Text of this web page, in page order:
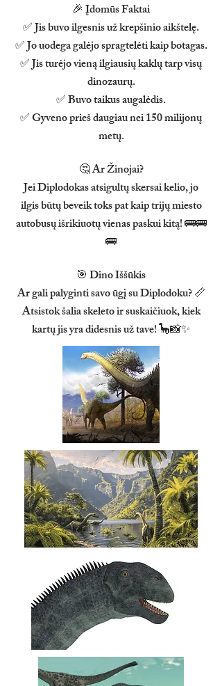
🎉 Įdomūs Faktai
✅ Jis buvo ilgesnis už krepšinio aikštelę.
✅ Jo uodega galėjo spragtelėti kaip botagas.
✅ Jis turėjo vieną ilgiausių kaklų tarp visų
dinozaurų.
✅ Buvo taikus augalėdis.
✅ Gyveno prieš daugiau nei 150 milijonų
metų.
🤔 Ar Žinojai?
Jei Diplodokas atsigultų skersai kelio, jo
ilgis būtų beveik toks pat kaip trijų miesto
autobusų išrikiuotų vienas paskui kitą! 🚌🚌
🚌
🎯 Dino Iššūkis
Ar gali palyginti savo ūgį su Diplodoku? 📏
Atsistok šalia skeleto ir suskaičiuok, kiek
kartų jis yra didesnis už tave! 🦕📸✨